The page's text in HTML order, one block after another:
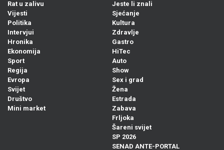
Rat u zalivu
Vijesti
Politika
Intervjui
Hronika
Ekonomija
Sport
Regija
Evropa
Svijet
Društvo
Mini market
Jeste li znali
Sjećanje
Kultura
Zdravlje
Gastro
HiTec
Auto
Show
Sex i grad
Žena
Estrada
Zabava
Frljoka
Šareni svijet
SP 2026
SENAD ANTE-PORTAL